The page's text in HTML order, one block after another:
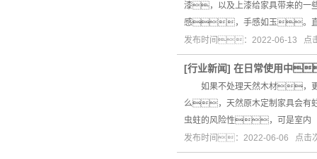
漆，以及上漆给家具带来
感，手感如玉。
发布时间：2022-06-13 点
[行业新闻] 在日常使用中
如果不处理天然木材，更
么，天然原木定制家具会
虫蛀的风险性，可是室内
发布时间：2022-06-06 点